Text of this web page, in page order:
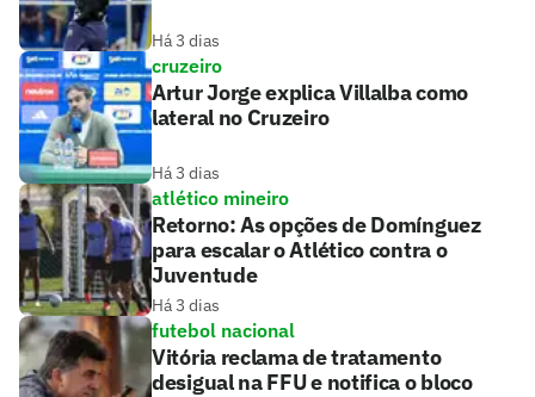
Há 3 dias
cruzeiro
Artur Jorge explica Villalba como
lateral no Cruzeiro
Há 3 dias
atlético mineiro
Retorno: As opções de Domínguez
para escalar o Atlético contra o
Juventude
Há 3 dias
futebol nacional
Vitória reclama de tratamento
desigual na FFU e notifica o bloco